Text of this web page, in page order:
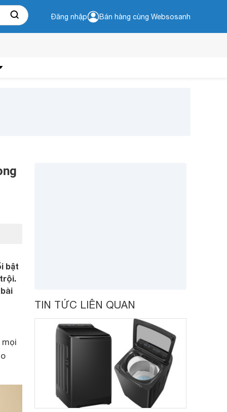
Đăng nhập Bán hàng cùng Websosanh
bật
TIN TỨC LIÊN QUAN